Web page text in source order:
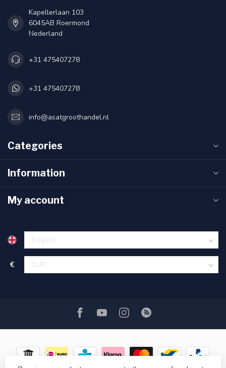
Kapellerlaan 103
6045AB Roermond
Nederland
+31 475407278
+31 475407278
info@asatgroothandel.nl
Categories
Information
My account
€